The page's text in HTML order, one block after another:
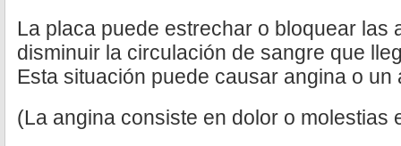
La placa puede estrechar o bloquear las
disminuir la circulación de sangre que
Esta situación puede causar angina o
(La angina consiste en dolor o molestias